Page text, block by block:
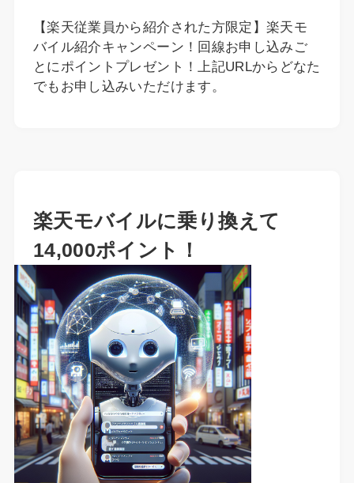
【楽天従業員から紹介された方限定】楽天モ
バイル紹介キャンペーン！回線お申し込みご
とにポイントプレゼント！上記URLからどなた
でもお申し込みいただけます。
楽天モバイルに乗り換えて
14,000ポイント！